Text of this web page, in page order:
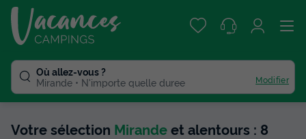
Où allez-vous ?
Mirande
N'importe quelle duree Modifier
Votre sélection Mirandeet alentours : 8